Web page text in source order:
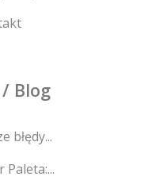
Blog
błędy...